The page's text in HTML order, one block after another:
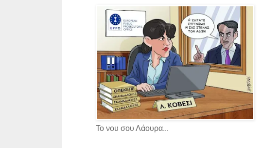
Το νου σου Λάουρα...